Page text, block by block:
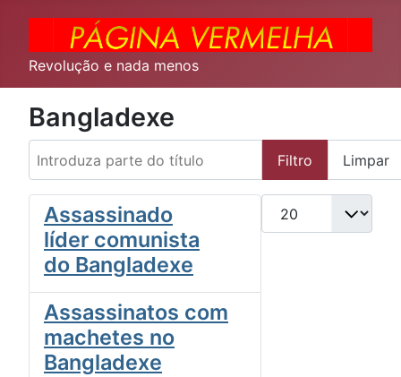
Revolução e nada menos
Bangladexe
Introduza parte do título
Filtro Limpar
Qtd. a exibir
Assassinado
líder comunista
do Bangladexe
Assassinatos com
machetes no
Bangladexe